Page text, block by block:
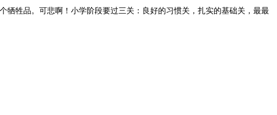
牲品。可悲啊！小学阶段要过三关：良好的习惯关，扎实的基础关，最最